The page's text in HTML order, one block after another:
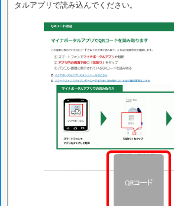
タルアプリで読み込んでください。